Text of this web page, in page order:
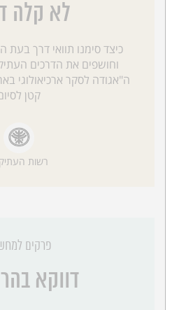
לא קלה
כיצד סימנו תוואי דרך בעת
וחושפים את הדרכים
ה"אגודה לסקר ארכיאולוגי
קטן
רשות
פרקים
דווקא